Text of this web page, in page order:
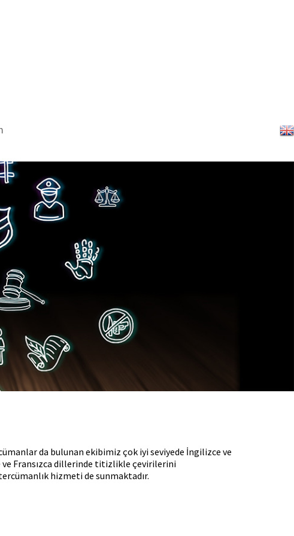
da bulunan ekibimiz çok iyi seviyede İngilizce ve
Fransızca dillerinde titizlikle çevirilerini
hizmeti de sunmaktadır.